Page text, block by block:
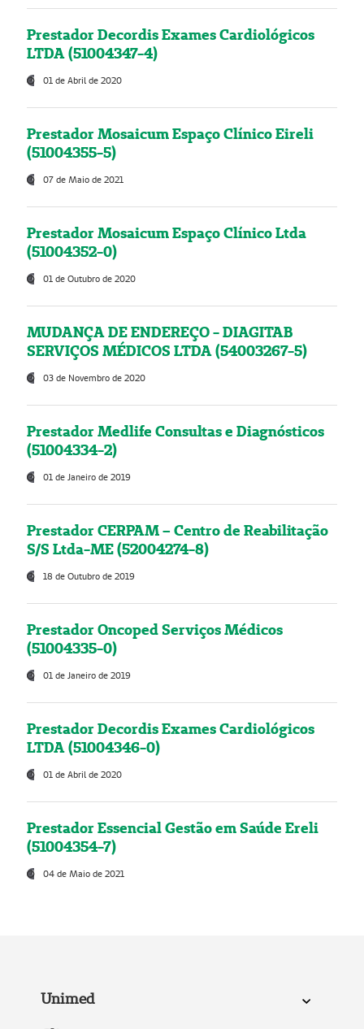
Prestador Decordis Exames Cardiológicos
LTDA (51004347-4)
01 de Abril de 2020
Prestador Mosaicum Espaço Clínico Eireli
(51004355-5)
07 de Maio de 2021
Prestador Mosaicum Espaço Clínico Ltda
(51004352-0)
01 de Outubro de 2020
MUDANÇA DE ENDEREÇO - DIAGITAB
SERVIÇOS MÉDICOS LTDA (54003267-5)
03 de Novembro de 2020
Prestador Medlife Consultas e Diagnósticos
(51004334-2)
01 de Janeiro de 2019
Prestador CERPAM – Centro de Reabilitação
S/S Ltda-ME (52004274-8)
18 de Outubro de 2019
Prestador Oncoped Serviços Médicos
(51004335-0)
01 de Janeiro de 2019
Prestador Decordis Exames Cardiológicos
LTDA (51004346-0)
01 de Abril de 2020
Prestador Essencial Gestão em Saúde Ereli
(51004354-7)
04 de Maio de 2021
Unimed